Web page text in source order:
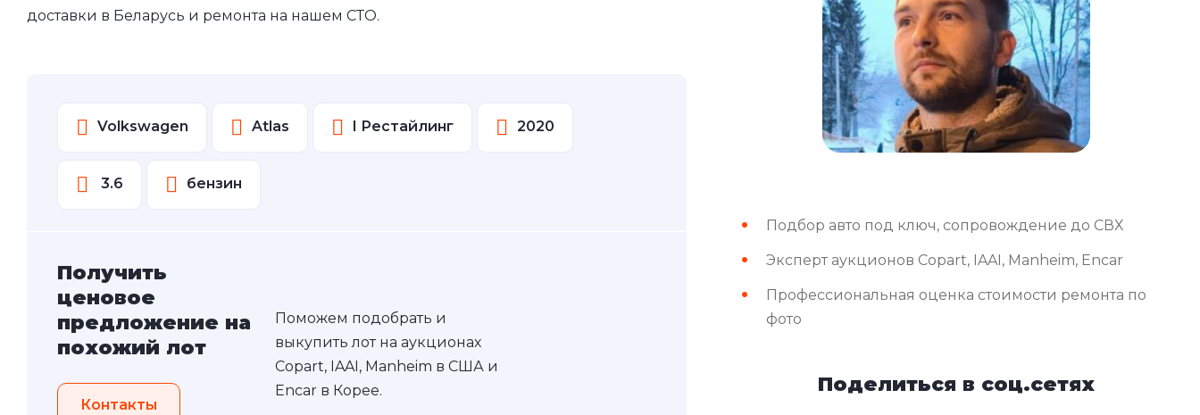
доставки в Беларусь и ремонта на нашем СТО.
Volkswagen Atlas I Рестайлинг 2020
3.6 бензин
Получить
ценовое
предложение на
похожий лот
Контакты
Поможем подобрать и
выкупить лот на аукционах
Copart, IAAI, Manheim в США и
Encar в Корее.
Подбор авто под ключ, сопровождение до СВХ
Эксперт аукционов Copart, IAAI, Manheim, Encar
Профессиональная оценка стоимости ремонта по
фото
Поделиться в соц.сетях